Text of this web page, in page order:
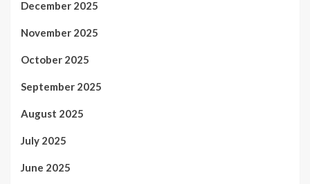
December 2025
November 2025
October 2025
September 2025
August 2025
July 2025
June 2025